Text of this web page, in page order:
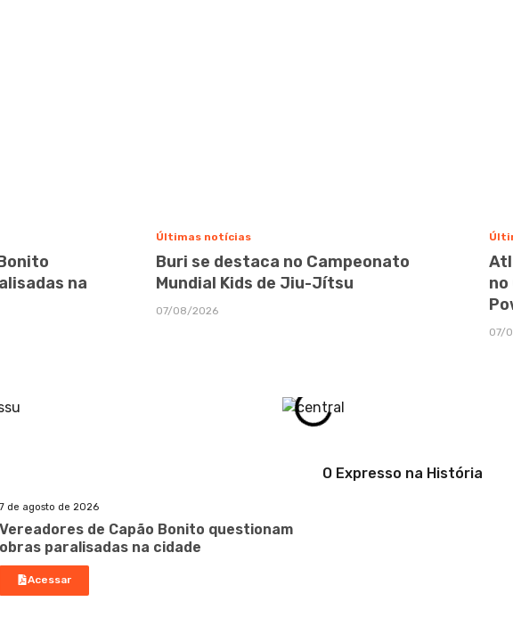
na
Últimas notícias
Buri se destaca no Campeonato
Mundial Kids de Jiu-Jítsu
07/08/2026
no
07/
7 de agosto de 2026
Vereadores de Capão Bonito questionam
obras paralisadas na cidade
Acessar
O Expresso na História